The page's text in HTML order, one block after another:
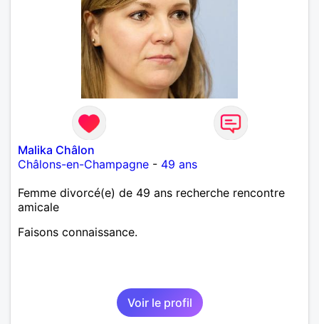
Malika Châlon
Châlons-en-Champagne - 49 ans
Femme divorcé(e) de 49 ans recherche rencontre
amicale
Faisons connaissance.
Voir le profil